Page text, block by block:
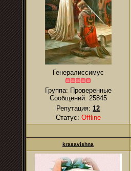
Генералиссимус
Группа: Проверенные
Сообщений: 25845
Репутация: 12
Статус: Offline
krasavishna